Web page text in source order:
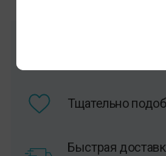
Тщательно
Быстрая